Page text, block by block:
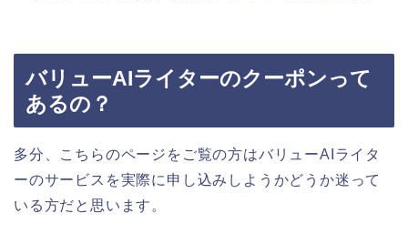
バリューAIライターのクーポンって
あるの？
多分、こちらのページをご覧の方はバリューAIライタ
ーのサービスを実際に申し込みしようかどうか迷って
いる方だと思います。